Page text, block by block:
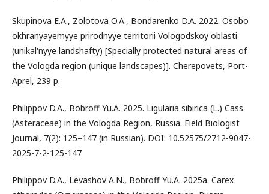
Skupinova E.A., Zolotova O.A., Bondarenko D.A. 2022. Osobo
okhranyayemyye prirodnyye territorii Vologodskoy oblasti
(unikal'nyye landshafty) [Specially protected natural areas of
the Vologda region (unique landscapes)]. Cherepovets, Port-
Aprel, 239 p.
Philippov D.A., Bobroff Yu.A. 2025. Ligularia sibirica (L.) Cass.
(Asteraceae) in the Vologda Region, Russia. Field Biologist
Journal, 7(2): 125–147 (in Russian). DOI: 10.52575/2712-9047-
2025-7-2-125-147
Philippov D.A., Levashov A.N., Bobroff Yu.A. 2025а. Carex